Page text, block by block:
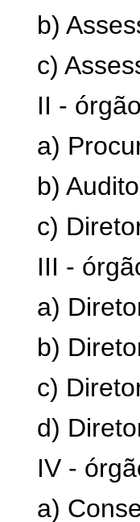
b)
c)
II -
a)
b)
c)
III -
a)
b)
c)
d)
IV -
a)